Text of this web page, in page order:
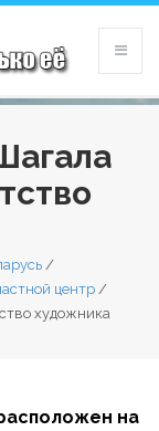
/
центр /
художника
на